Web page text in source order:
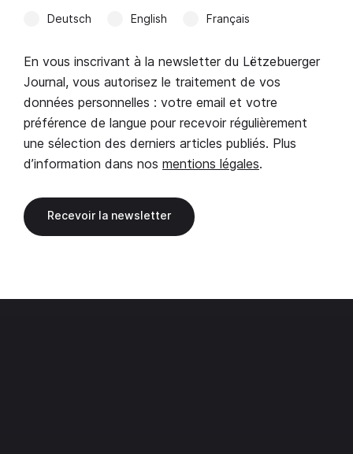
Deutsch English Français
En vous inscrivant à la newsletter du Lëtzebuerger
Journal, vous autorisez le traitement de vos
données personnelles : votre email et votre
préférence de langue pour recevoir régulièrement
une sélection des derniers articles publiés. Plus
d’information dans nos mentions légales.